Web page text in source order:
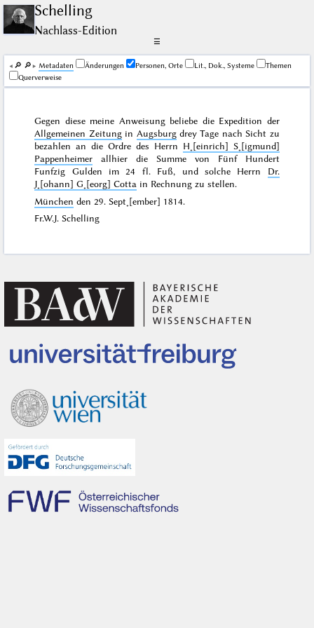
Schelling
Nachlass-Edition
☰
🔎︎ 🔎︎ Me­ta­da­ten Änderungen Personen, Orte Lit., Dok., Systeme
Themen
Querverweise
Gegen diese meine Anweisung beliebe die Expedition der
Allgemeinen Zeitungin Augsburgdrey Tage nach Sicht zu
bezahlen an die Ordre des Herrn H˖[einrich] S˖[igmund]
Pappenheimer allhier die Summe von Fünf Hundert
Funfzig Gulden im 24 fl. Fuß, und solche Herrn Dr.
J˖[ohann] G˖[eorg] Cotta in Rechnung zu stellen.
München den29. Sept˖[ember] 1814.
Fr.W.J. Schelling